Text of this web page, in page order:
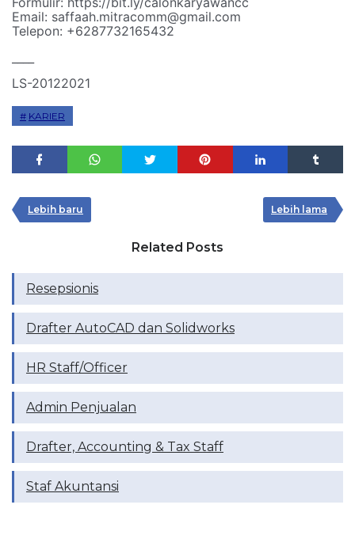
Email: saffaah.mitracomm@gmail.com
Telepon: +6287732165432
LS-20122021
KARIER
Lebih baru Lebih lama
Related Posts
Resepsionis
Drafter AutoCAD dan Solidworks
HR Staff/Officer
Admin Penjualan
Drafter, ⁠Accounting & Tax Staff
Staf Akuntansi